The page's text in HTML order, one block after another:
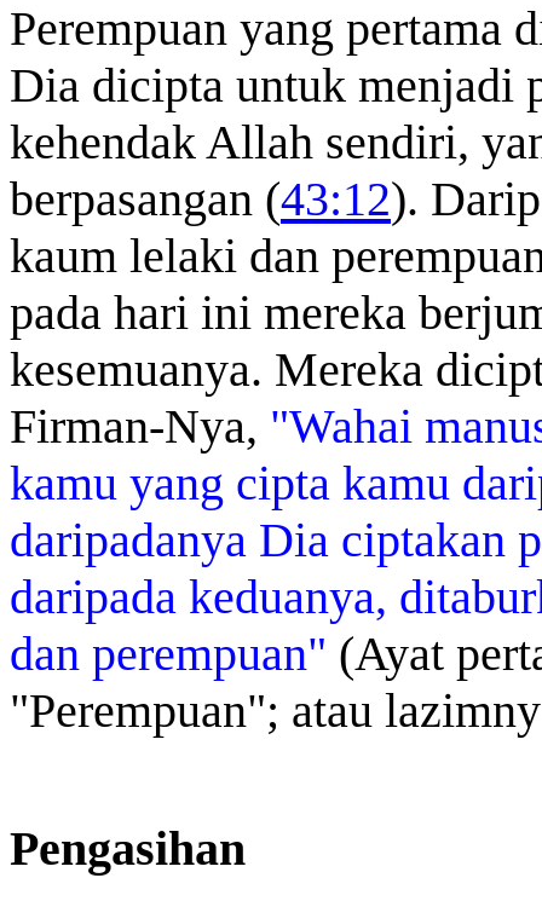
Perempuan yang
Dia dicipta untuk menjadi
kehendak Allah sendiri,
berpasangan (43:12).
kaum lelaki dan
pada hari ini mereka
kesemuanya. Mereka
Firman-Nya, "Wahai
kamu yang cipta kamu
daripadanya Dia ciptakan
daripada keduanya,
dan perempuan" (Ayat
"Perempuan"; atau
Pengasihan